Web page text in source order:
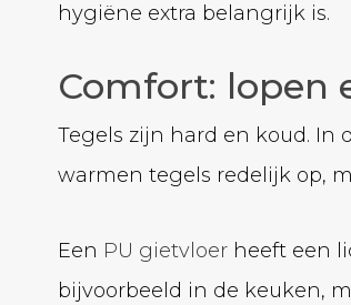
hygiëne extra belangrijk is.
Comfort: lopen
Tegels zijn hard en koud.
warmen tegels redelijk op,
Een PU gietvloer heeft een
bijvoorbeeld in de keuken,